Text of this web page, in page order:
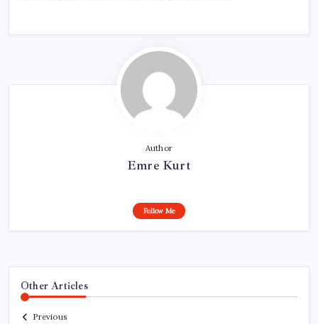
Author
Emre Kurt
Follow Me
Other Articles
Previous